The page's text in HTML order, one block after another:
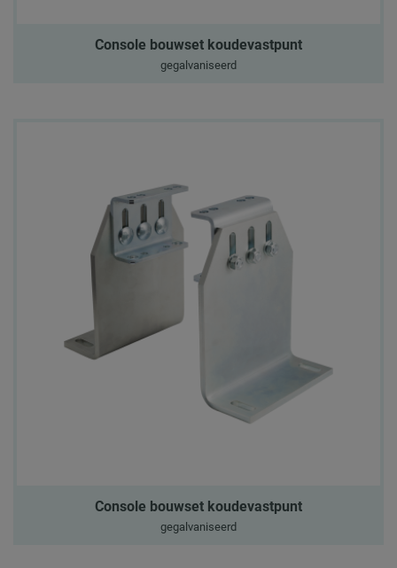
Console bouwset koudevastpunt
gegalvaniseerd
Console bouwset koudevastpunt
gegalvaniseerd